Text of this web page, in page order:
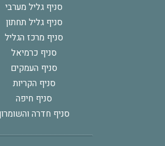
סניף גליל מערבי
סניף גליל תחתון
סניף מרכז הגליל
סניף כרמיאל
סניף העמקים
סניף הקריות
סניף חיפה
סניף חדרה